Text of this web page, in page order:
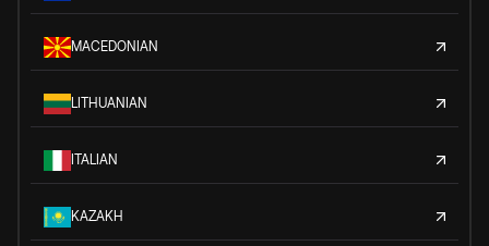
MACEDONIAN
LITHUANIAN
ITALIAN
KAZAKH